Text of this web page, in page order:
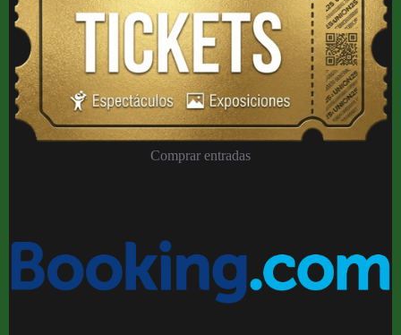
Comprar entradas